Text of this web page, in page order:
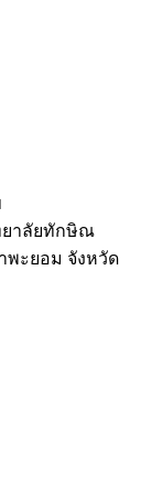
ยาลัยทักษิณ
พะยอม จังหวัด